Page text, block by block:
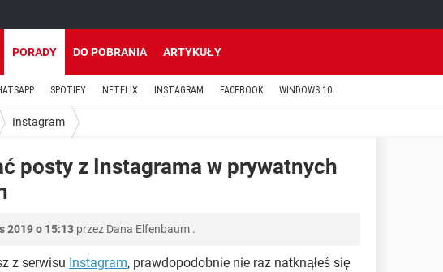
PORADY DO POBRANIA ARTYKUŁY
SPOTIFY NETFLIX INSTAGRAM FACEBOOK WINDOWS 10
Instagram
posty z Instagrama w prywatnych
2019 o 15:13 przez Dana Elfenbaum .
z serwisu Instagram, prawdopodobnie nie raz natknąłeś się